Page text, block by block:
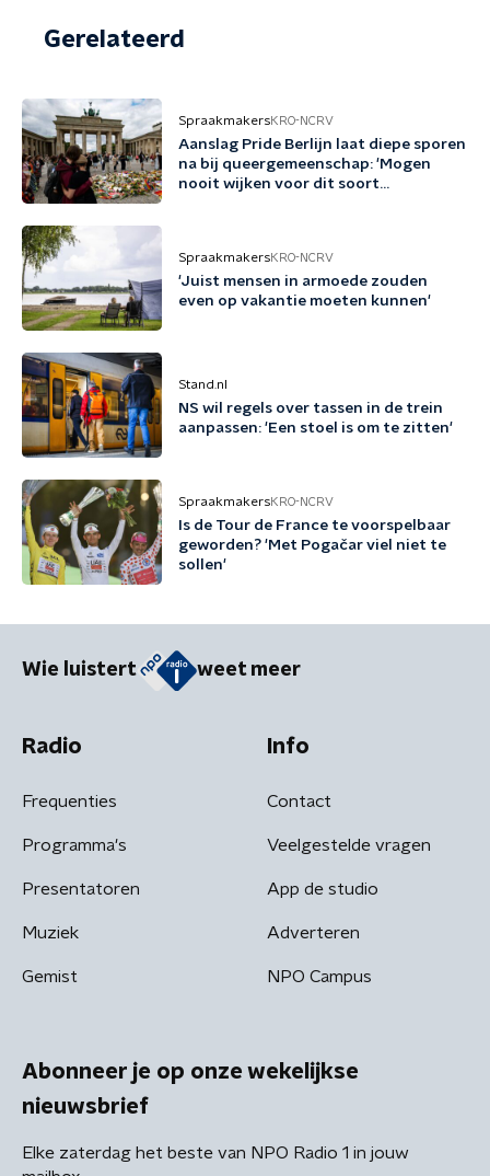
Gerelateerd
SpraakmakersKRO-NCRV
Aanslag Pride Berlijn laat diepe sporen
na bij queergemeenschap: 'Mogen
nooit wijken voor dit soort
SpraakmakersKRO-NCRV
'Juist mensen in armoede zouden
even op vakantie moeten kunnen'
Stand.nl
NS wil regels over tassen in de trein
aanpassen: 'Een stoel is om te zitten'
SpraakmakersKRO-NCRV
Is de Tour de France te voorspelbaar
geworden? 'Met Pogačar viel niet te
sollen'
Wie luistert weet meer
Radio
Frequenties
Programma's
Presentatoren
Muziek
Gemist
Info
Contact
Veelgestelde vragen
App de studio
Adverteren
NPO Campus
Abonneer je op onze wekelijkse
nieuwsbrief
Elke zaterdag het beste van NPO Radio 1 in jouw